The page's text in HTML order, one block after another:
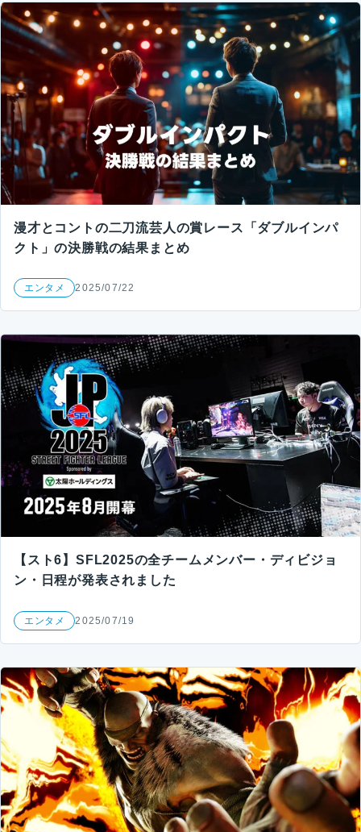
漫才とコントの二刀流芸人の賞レース「ダブルインパ
クト」の決勝戦の結果まとめ
エンタメ 2025/07/22
【スト6】SFL2025の全チームメンバー・ディビジョ
ン・日程が発表されました
エンタメ 2025/07/19